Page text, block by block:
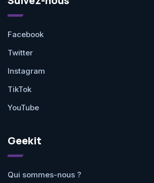
Facebook
Twitter
Instagram
TikTok
YouTube
Geekit
Qui sommes-nous ?